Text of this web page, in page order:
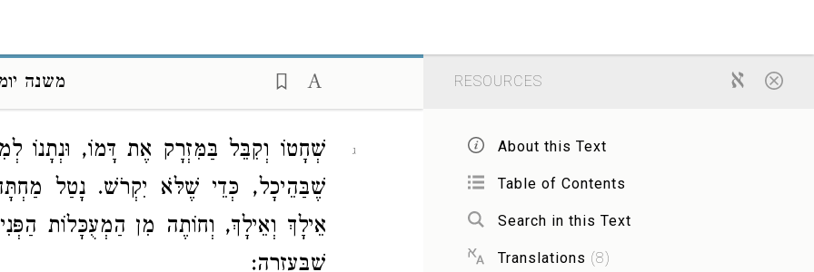
משנה
), כִּי
חַטֹּאתֵיכֶם לִפְנֵי יְיָ תִּטְהָרוּ. וְהֵן
וָעֶד:
ג
שְׁחָטוֹ וְקִבֵּל בַּמִּזְרָק אֶת דָּמוֹ, וּנְתָנוֹ
שֶׁבַּהֵיכָל, כְּדֵי שֶׁלֹּא יִקְרֹשׁ. נָטַל
אֵילָךְ וְאֵילָךְ, וְחוֹתֶה מִן הַמְעֻכָּלוֹת
RESOURCES
About this Text
Table of Contents
Search in this Text
Translations (8)